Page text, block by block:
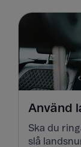
Använd
Ska du
slå